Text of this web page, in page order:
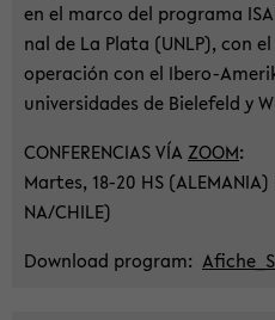
en el marco del pro­gra­ma
nal de La Plata (UNLP), con
ope­r­a­ción con el Ibero-​
uni­ver­sida­des de Bie­le­feld y
CON­FE­REN­CI­AS VÍA ZOOM:
Mar­tes, 18-20 HS (ALE­MA­NIA)
NA/CHILE)
Down­load pro­gram: